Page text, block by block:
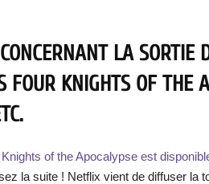
LA SORTIE
FOUR KNIGHTS OF THE
of the Apocalypse est
la suite ! Netflix vient de diffuser la